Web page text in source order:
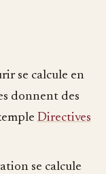
se calcule en
donnent des
Directives
se calcule